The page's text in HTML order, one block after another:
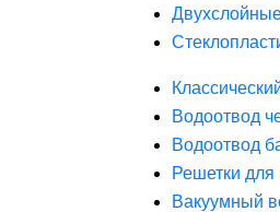
Водоотвод
Водоотвод
Решетки для
Вакуумный